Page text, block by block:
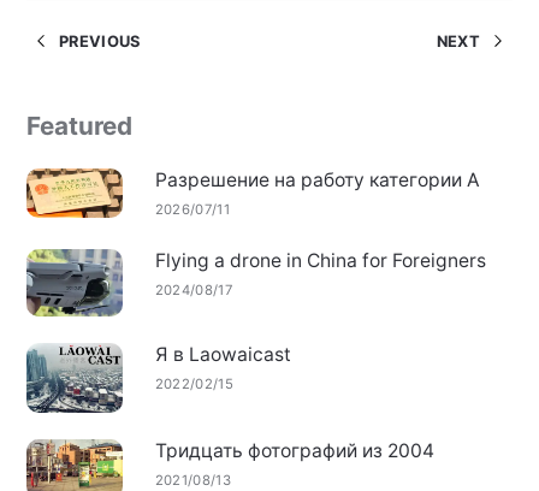
PREVIOUS NEXT
Featured
Разрешение на работу категории А
2026/07/11
Flying a drone in China for Foreigners
2024/08/17
Я в Laowaicast
2022/02/15
Тридцать фотографий из 2004
2021/08/13